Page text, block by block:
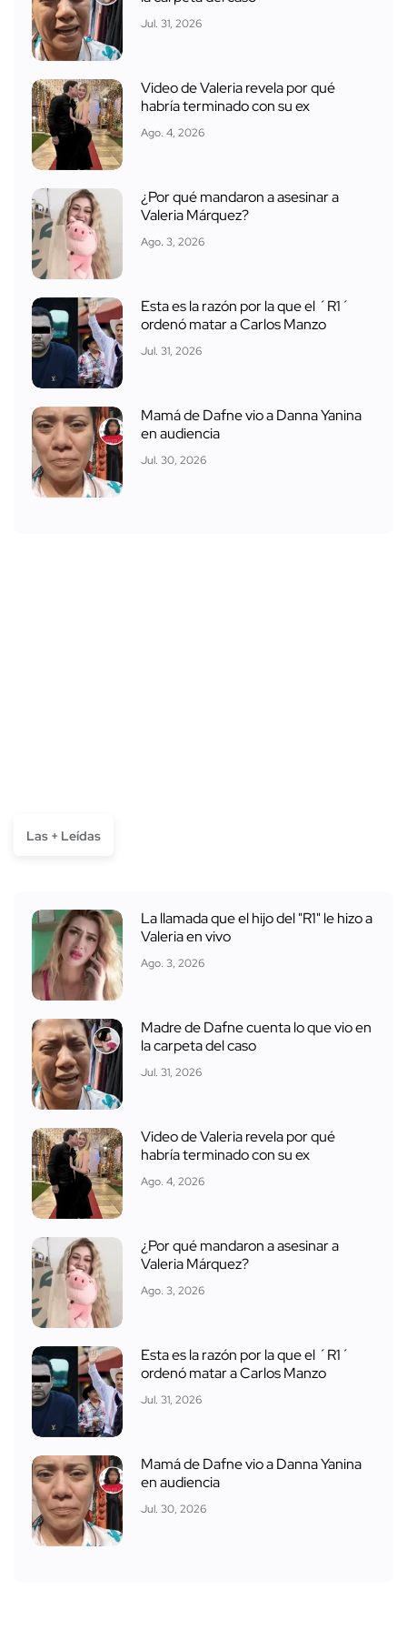
Jul. 31, 2026
Video de Valeria revela por qué
habría terminado con su ex
Ago. 4, 2026
¿Por qué mandaron a asesinar a
Valeria Márquez?
Ago. 3, 2026
Esta es la razón por la que el ´R1´
ordenó matar a Carlos Manzo
Jul. 31, 2026
Mamá de Dafne vio a Danna Yanina
en audiencia
Jul. 30, 2026
Las + Leídas
La llamada que el hijo del "R1" le hizo a
Valeria en vivo
Ago. 3, 2026
Madre de Dafne cuenta lo que vio en
la carpeta del caso
Jul. 31, 2026
Video de Valeria revela por qué
habría terminado con su ex
Ago. 4, 2026
¿Por qué mandaron a asesinar a
Valeria Márquez?
Ago. 3, 2026
Esta es la razón por la que el ´R1´
ordenó matar a Carlos Manzo
Jul. 31, 2026
Mamá de Dafne vio a Danna Yanina
en audiencia
Jul. 30, 2026